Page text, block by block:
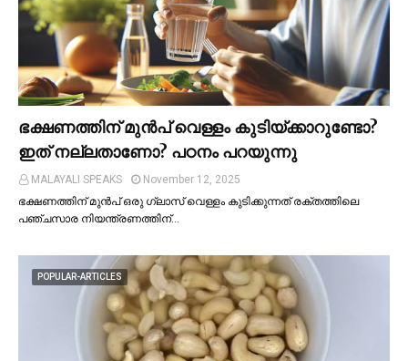
ഭക്ഷണത്തിന് മുന്‍പ് വെള്ളം കുടിയ്ക്കാറുണ്ടോ?
ഇത് നല്ലതാണോ? പഠനം പറയുന്നു
MALAYALI SPEAKS
November 12, 2025
ഭക്ഷണത്തിന് മുന്‍പ് ഒരു ഗ്ലാസ് വെള്ളം കുടിക്കുന്നത് രക്തത്തിലെ
പഞ്ചസാര നിയന്ത്രണത്തിന്…
POPULAR-ARTICLES